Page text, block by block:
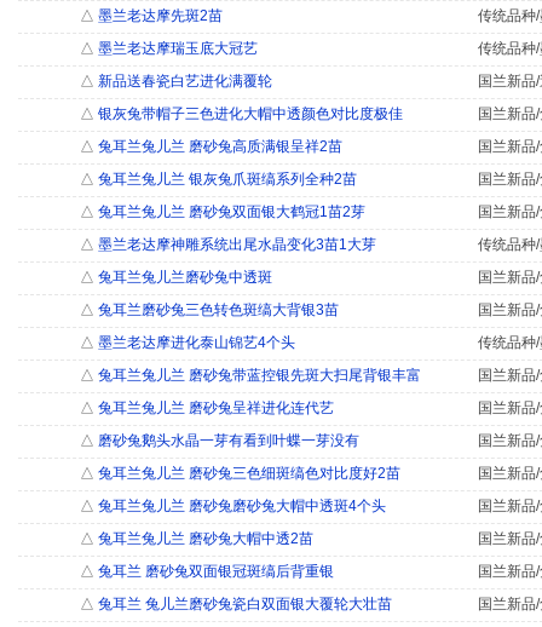
△ 墨兰老达摩先斑2苗
传统品种
△ 墨兰老达摩瑞玉底大冠艺
传统品种
△ 新品送春瓷白艺进化满覆轮
国兰新品
△ 银灰兔带帽子三色进化大帽中透颜色对比度极佳
国兰新品
△ 兔耳兰兔儿兰 磨砂兔高质满银呈祥2苗
国兰新品
△ 兔耳兰兔儿兰 银灰兔爪斑缟系列全种2苗
国兰新品
△ 兔耳兰兔儿兰 磨砂兔双面银大鹤冠1苗2芽
国兰新品
△ 墨兰老达摩神雕系统出尾水晶变化3苗1大芽
传统品种
△ 兔耳兰兔儿兰磨砂兔中透斑
国兰新品
△ 兔耳兰磨砂兔三色转色斑缟大背银3苗
国兰新品
△ 墨兰老达摩进化泰山锦艺4个头
传统品种
△ 兔耳兰兔儿兰 磨砂兔带蓝控银先斑大扫尾背银丰富
国兰新品
△ 兔耳兰兔儿兰 磨砂兔呈祥进化连代艺
国兰新品
△ 磨砂兔鹅头水晶一芽有看到叶蝶一芽没有
国兰新品
△ 兔耳兰兔儿兰 磨砂兔三色细斑缟色对比度好2苗
国兰新品
△ 兔耳兰兔儿兰 磨砂兔磨砂兔大帽中透斑4个头
国兰新品
△ 兔耳兰兔儿兰 磨砂兔大帽中透2苗
国兰新品
△ 兔耳兰 磨砂兔双面银冠斑缟后背重银
国兰新品
△ 兔耳兰 兔儿兰磨砂兔瓷白双面银大覆轮大壮苗
国兰新品